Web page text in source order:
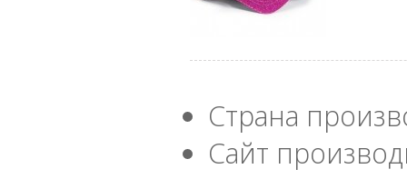
Страна
Сайт